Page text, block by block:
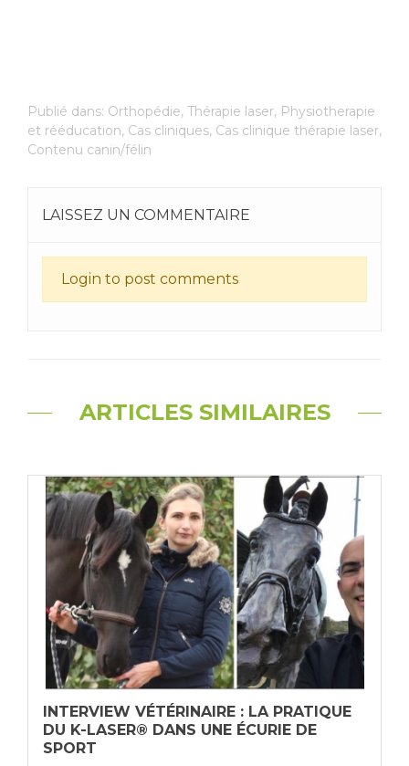
Publié dans: Orthopédie, Thérapie laser, Physiotherapie
et rééducation, Cas cliniques, Cas clinique thérapie laser,
Contenu canin/félin
LAISSEZ UN COMMENTAIRE
Login to post comments
ARTICLES SIMILAIRES
INTERVIEW VÉTÉRINAIRE : LA PRATIQUE
DU K-LASER® DANS UNE ÉCURIE DE
SPORT